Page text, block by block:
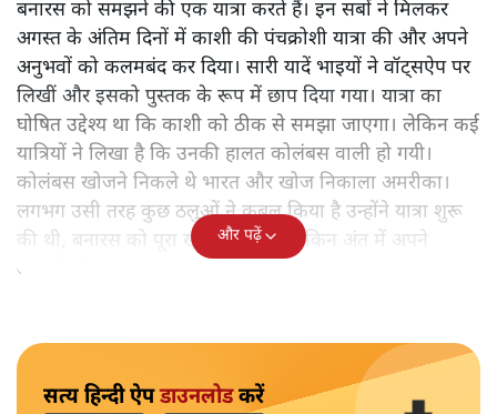
बनारस को समझने की एक यात्रा करते हैं। इन सबों ने मिलकर
अगस्त के अंतिम दिनों में काशी की पंचक्रोशी यात्रा की और अपने
अनुभवों को कलमबंद कर दिया। सारी यादें भाइयों ने वॉट्सऐप पर
लिखीं और इसको पुस्तक के रूप में छाप दिया गया। यात्रा का
घोषित उद्देश्य था कि काशी को ठीक से समझा जाएगा। लेकिन कई
यात्रियों ने लिखा है कि उनकी हालत कोलंबस वाली हो गयी।
कोलंबस खोजने निकले थे भारत और खोज निकाला अमरीका।
लगभग उसी तरह कुछ ठलुओं ने कुबूल किया है उन्होंने यात्रा शुरू
की थी, बनारस को पूरा खोजने के लिए लेकिन अंत में अपने
आपको ही समझकर संतुष्ट हो गए।
और पढ़ें
सत्य हिन्दी ऐपडाउनलोडकरें